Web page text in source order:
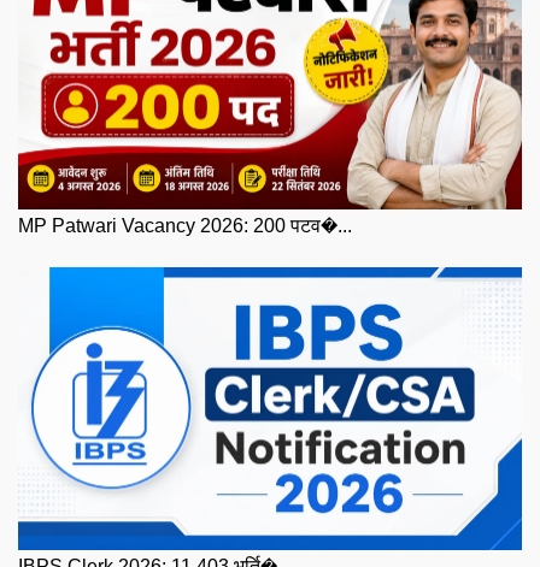
MP Patwari Vacancy 2026: 200 पटव�...